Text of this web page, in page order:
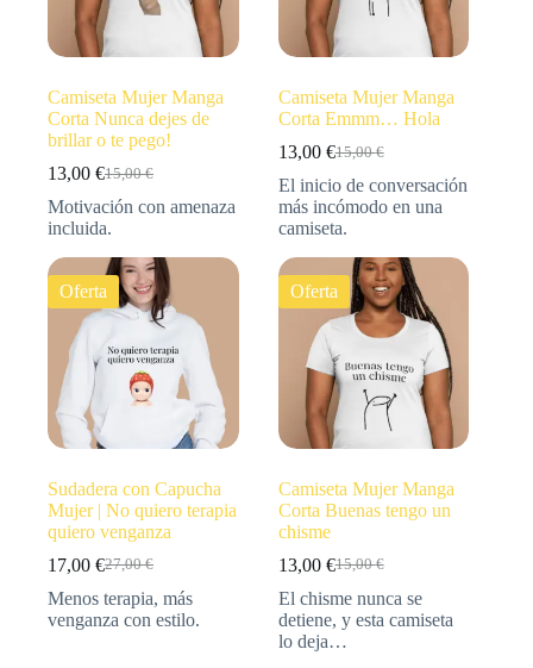
Camiseta Mujer Manga
Corta Nunca dejes de
brillar o te pego!
15,00€
13,00 €
Motivación con amenaza
incluida.
Camiseta Mujer Manga
Corta Emmm… Hola
15,00€
13,00 €
El inicio de conversación
más incómodo en una
camiseta.
Oferta
Sudadera con Capucha
Mujer | No quiero terapia
quiero venganza
27,00€
17,00 €
Menos terapia, más
venganza con estilo.
Oferta
Camiseta Mujer Manga
Corta Buenas tengo un
chisme
15,00€
13,00 €
El chisme nunca se
detiene, y esta camiseta
lo deja…